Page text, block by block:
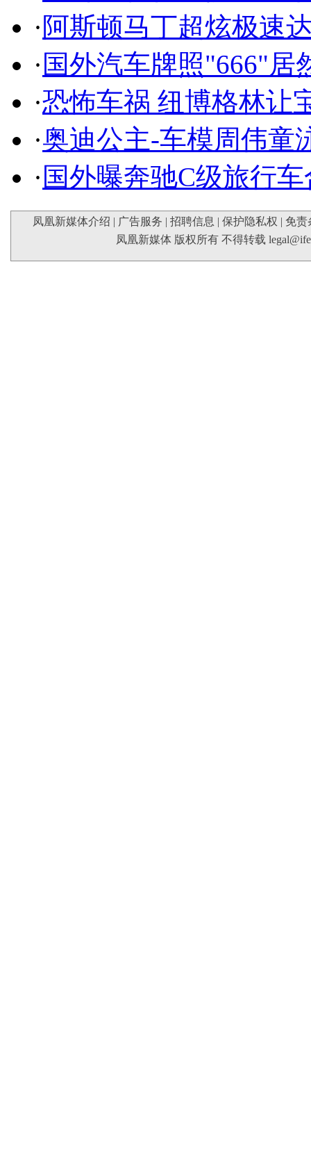
·阿斯顿马丁超炫极速
· 国外汽车牌照"666"居
·恐怖车祸 纽博格林让
·奥迪公主-车模周伟童
· 国外曝奔驰C级旅行
凤凰新媒体介绍 | 广告服务 | 招聘信息 | 保护隐私权 | 免责
凤凰新媒体 版权所有 不得转载